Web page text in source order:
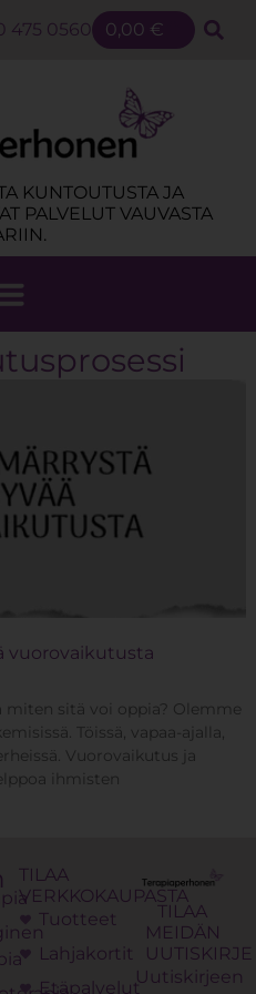
475 0560 0,00 €
KUNTOUTUSTA JA
PALVELUT VAUVASTA
vuorovaikutusta
sitä voi oppia? Olemme
Töissä, vapaa-ajalla,
Vuorovaikutus ja
ihmisten
TILAA
VERKKOKAUPASTA
Tuotteet
Lahjakortit
Etäpalvelut
TILAA
MEIDÄN
UUTISKIRJE
Uutiskirjeen